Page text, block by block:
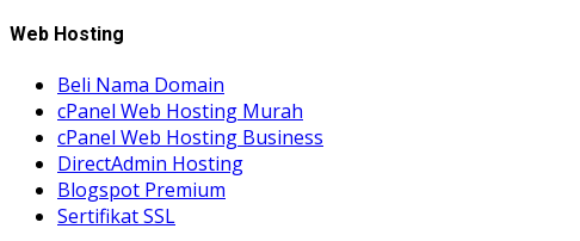
Web Hosting
Beli Nama Domain
cPanel Web Hosting Murah
cPanel Web Hosting Business
DirectAdmin Hosting
Blogspot Premium
Sertifikat SSL